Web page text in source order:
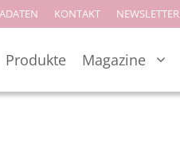
KONTAKT NEWSLETTER
Produkte Magazine